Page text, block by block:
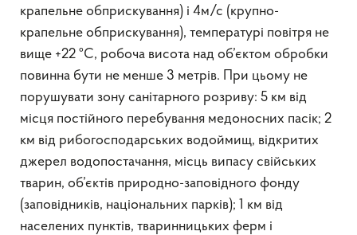
крапельне обприскування) і 4м/с (крупно-
крапельне обприскування), температурі повітря не
вище +22 ºС, робоча висота над об’єктом обробки
повинна бути не менше 3 метрів. При цьому не
порушувати зону санітарного розриву: 5 км від
місця постійного перебування медоносних пасік; 2
км від рибогосподарських водоймищ, відкритих
джерел водопостачання, місць випасу свійських
тварин, об’єктів природно-заповідного фонду
(заповідників, національних парків); 1 км від
населених пунктів, тваринницьких ферм і